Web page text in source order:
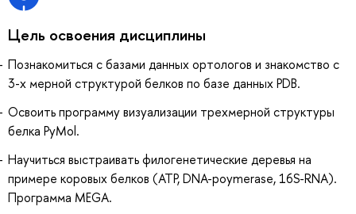
Цель освоения дисциплины
Познакомиться с базами данных ортологов и знакомство с
3-х мерной структурой белков по базе данных PDB.
Освоить программу визуализации трехмерной структуры
белка PyMol.
Научиться выстраивать филогенетические деревья на
примере коровых белков (ATP, DNA-poymerase, 16S-RNA).
Программа MEGA.